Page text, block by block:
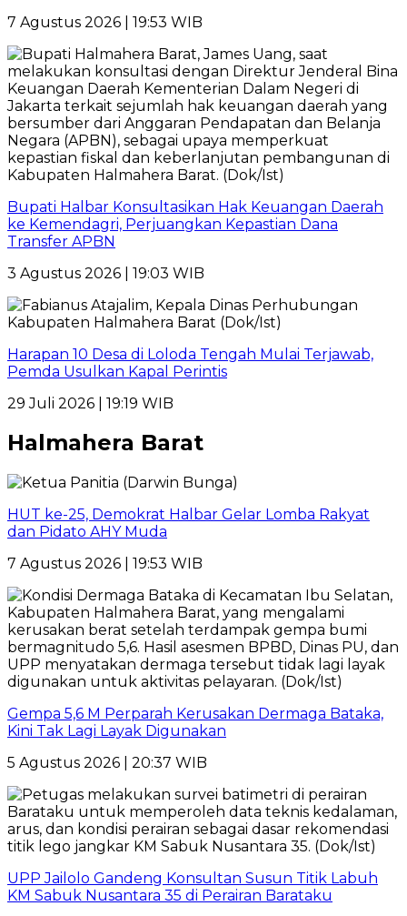
7 Agustus 2026 | 19:53 WIB
Bupati Halbar Konsultasikan Hak Keuangan Daerah
ke Kemendagri, Perjuangkan Kepastian Dana
Transfer APBN
3 Agustus 2026 | 19:03 WIB
Harapan 10 Desa di Loloda Tengah Mulai Terjawab,
Pemda Usulkan Kapal Perintis
29 Juli 2026 | 19:19 WIB
Halmahera Barat
HUT ke-25, Demokrat Halbar Gelar Lomba Rakyat
dan Pidato AHY Muda
7 Agustus 2026 | 19:53 WIB
Gempa 5,6 M Perparah Kerusakan Dermaga Bataka,
Kini Tak Lagi Layak Digunakan
5 Agustus 2026 | 20:37 WIB
UPP Jailolo Gandeng Konsultan Susun Titik Labuh
KM Sabuk Nusantara 35 di Perairan Barataku